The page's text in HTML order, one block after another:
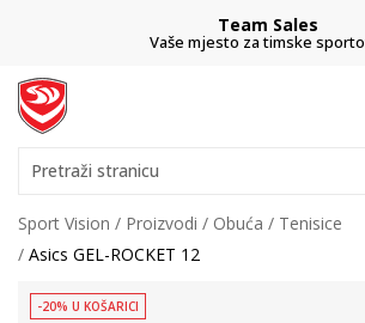
Team Sales
Vaše mjesto za timske
Pretraži stranicu
Sport Vision Proizvodi Obuća
Tenisice
Asics GEL-ROCKET 12
-20% U KOŠARICI